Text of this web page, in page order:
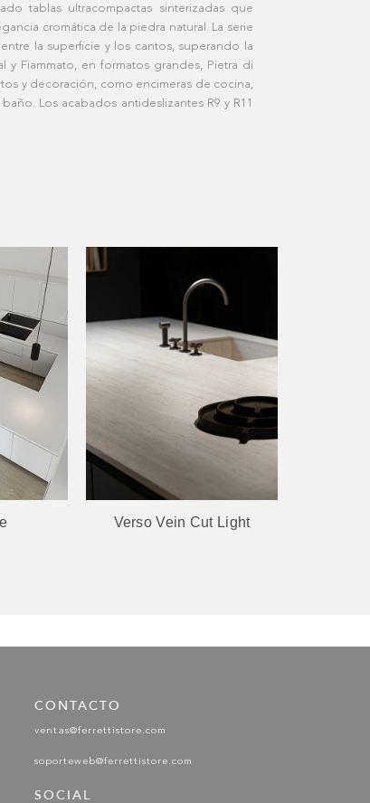
tablas ultracompactas sinterizadas que
cromática de la piedra natural. La serie
la superficie y los cantos, superando la
Fiammato, en formatos grandes, Pietra di
y decoración, como encimeras de cocina,
Los acabados antideslizantes R9 y R11
Verso Vein Cut Light
CONTACTO
ventas@ferrettistore.com
soporteweb@ferrettistore.com
SOCIAL